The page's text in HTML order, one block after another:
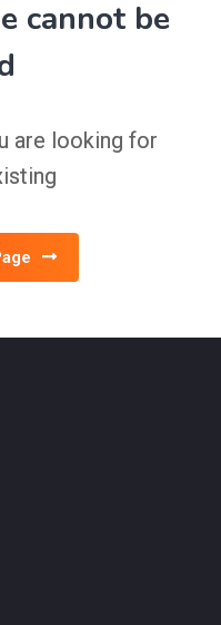
cannot be
are looking for